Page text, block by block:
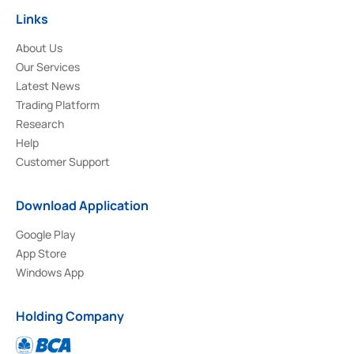
Links
About Us
Our Services
Latest News
Trading Platform
Research
Help
Customer Support
Download Application
Google Play
App Store
Windows App
Holding Company